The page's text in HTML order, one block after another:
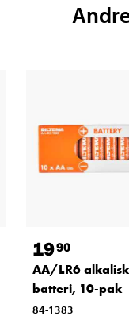
1990
AA/LR6 alkalisk
batteri, 10-pak
84-1383